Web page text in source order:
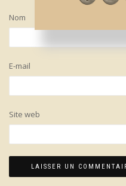
Nom
E-mail
Site web